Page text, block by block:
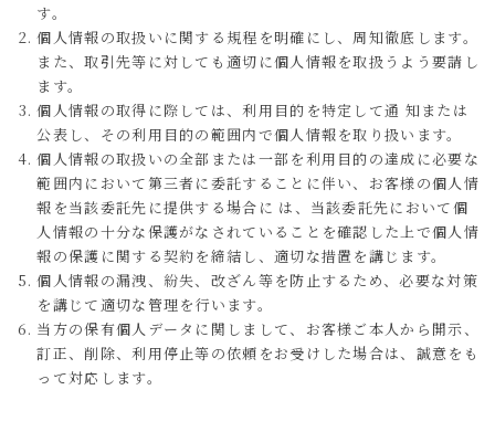
す。
個人情報の取扱いに関する規程を明確にし、周知徹底します。
また、取引先等に対しても適切に個人情報を取扱うよう要請し
ます。
個人情報の取得に際しては、利用目的を特定して通 知または
公表し、その利用目的の範囲内で個人情報を取り扱います。
個人情報の取扱いの全部または一部を利用目的の達成に必要な
範囲内において第三者に委託することに伴い、お客様の個人情
報を当該委託先に提供する場合に は、当該委託先において個
人情報の十分な保護がなされていることを確認した上で個人情
報の保護に関する契約を締結し、適切な措置を講じます。
個人情報の漏洩、紛失、改ざん等を防止するため、必要な対策
を講じて適切な管理を行います。
当方の保有個人データに関しまして、お客様ご本人から開示、
訂正、削除、利用停止等の依頼をお受けした場合は、誠意をも
って対応します。